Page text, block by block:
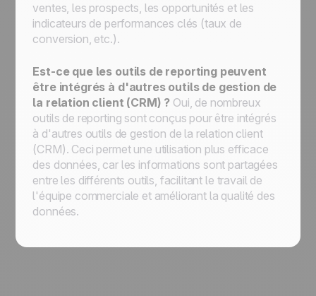
ventes, les prospects, les opportunités et les
indicateurs de performances clés (taux de
conversion, etc.).
Est-ce que les outils de reporting peuvent
être intégrés à d'autres outils de gestion de
la relation client (CRM) ? Oui, de nombreux
outils de reporting sont conçus pour être intégrés
à d'autres outils de gestion de la relation client
(CRM). Ceci permet une utilisation plus efficace
des données, car les informations sont partagées
entre les différents outils, facilitant le travail de
l'équipe commerciale et améliorant la qualité des
données.